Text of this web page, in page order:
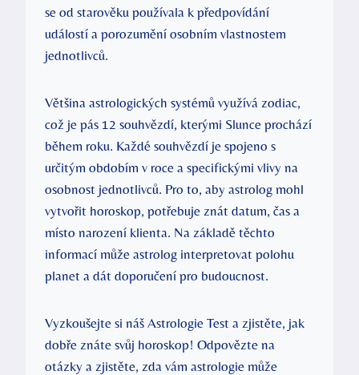
se od starověku používala k předpovídání
událostí a porozumění osobním vlastnostem
jednotlivců.
Většina astrologických systémů využívá zodiac,
což je pás 12 souhvězdí, kterými Slunce prochází
během roku. Každé souhvězdí je spojeno s
určitým obdobím v roce a specifickými vlivy na
osobnost jednotlivců.⁣ Pro to, aby astrolog mohl
vytvořit horoskop, potřebuje znát datum, čas a
místo narození klienta. Na základě těchto
informací může astrolog interpretovat polohu
planet a dát doporučení pro budoucnost.
Vyzkoušejte si náš Astrologie Test a zjistěte, jak
dobře znáte‍ svůj horoskop! Odpovězte na
otázky a zjistěte, zda vám astrologie může